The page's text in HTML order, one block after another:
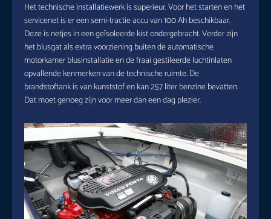
Het technische installatiewerk is superieur. Voor het starten en het
servicenet is er een semi-tractie accu van 100 Ah beschikbaar.
Deze is netjes in een geïsoleerde kist ondergebracht. Verder zijn
het blusgat als extra voorziening buiten de automatische
motorkamer blusinstallatie en de fraai gestileerde luchtinlaten
opvallende kenmerken van de technische ruimte. De
brandstoftank is van kunststof en kan 257 liter benzine bevatten.
Dat moet genoeg zijn voor meer dan een dag plezier.